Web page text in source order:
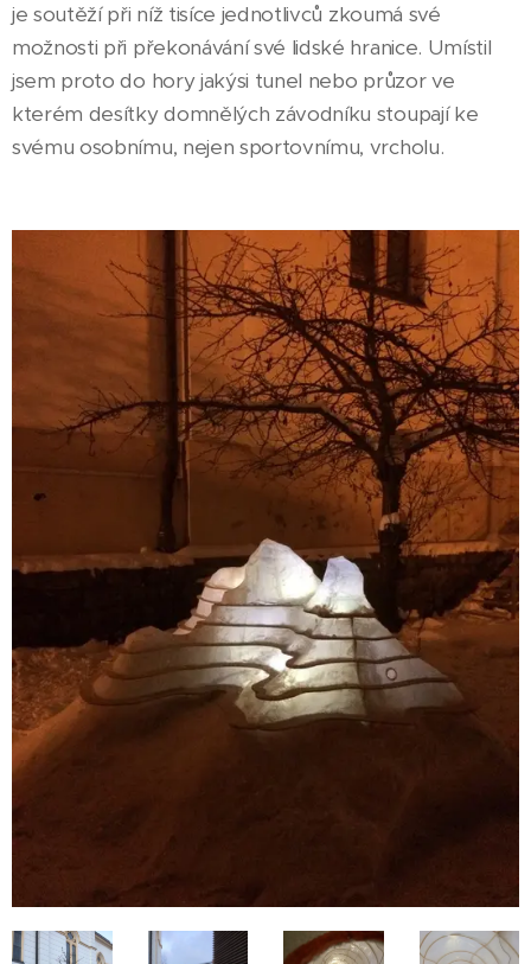
je soutěží při níž tisíce jednotlivců zkoumá své
možnosti při překonávání své lidské hranice. Umístil
jsem proto do hory jakýsi tunel nebo průzor ve
kterém desítky domnělých závodníku stoupají ke
svému osobnímu, nejen sportovnímu, vrcholu.